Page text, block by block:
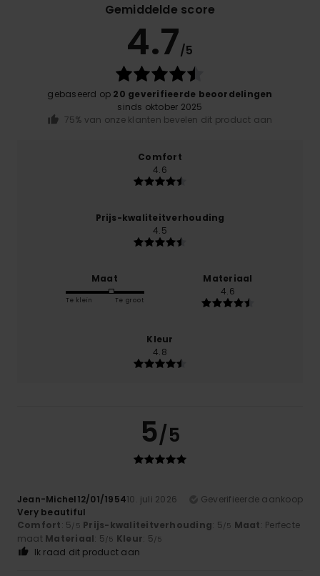
Gemiddelde score
4.7/5
gebaseerd op 20 geverifieerde beoordelingen
sinds oktober 2025
75% van onze klanten bevelen dit product aan
Comfort
4.6
Prijs-kwaliteitverhouding
4.5
Maat
Te klein Te groot
Materiaal
4.6
Kleur
4.8
5/5
Jean-Michel12/01/195410. juli 2026
Geverifieerde aankoop
Very beautiful
Comfort: 5 /5 Prijs-kwaliteitverhouding: 5 /5 Maat: Perfecte
maat Materiaal: 5 /5 Kleur: 5 /5
Ik raad dit product aan